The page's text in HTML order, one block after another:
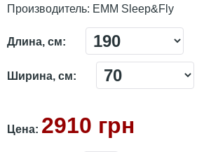
Производитель: ЕММ Sleep&Fly
Длина, см:
Ширина, см:
Цена: 2910 грн